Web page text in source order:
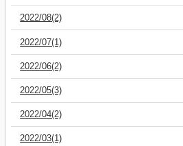
2022/08(2)
2022/07(1)
2022/06(2)
2022/05(3)
2022/04(2)
2022/03(1)